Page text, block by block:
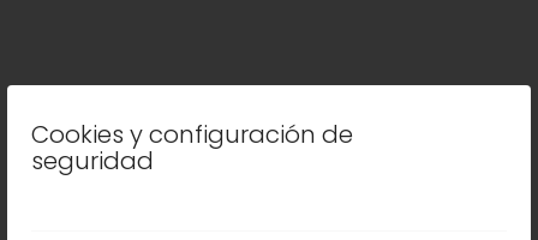
Cookies y configuración de
seguridad